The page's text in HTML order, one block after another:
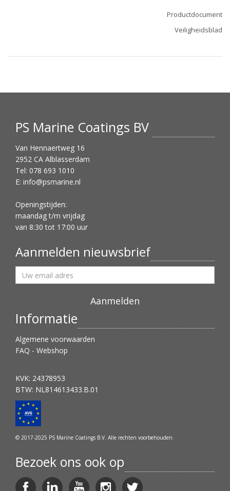
Productdocument
Veiligheidsblad
PS Marine Coatings BV
Van Hennaertweg 16
2952 CA Alblasserdam
Tel: 078 693 1010
E: info@psmarine.nl
Openingstijden:
maandag t/m vrijdag
van 8:30 tot 17:00 uur
Aanmelden nieuwsbrief
Informatie
Algemene voorwaarden
FAQ - Webshop
KVK: 24378953
BTW: NL814613433.B.01
© 2017-2025 PS Marine Coatings B.V. Alle rechten voorbehouden.
Bezoek ons ook op